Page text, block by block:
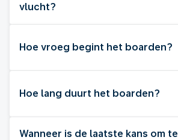
vlucht?
Hoe vroeg begint het boarden?
Hoe lang duurt het boarden?
Wanneer is de laatste kans om te